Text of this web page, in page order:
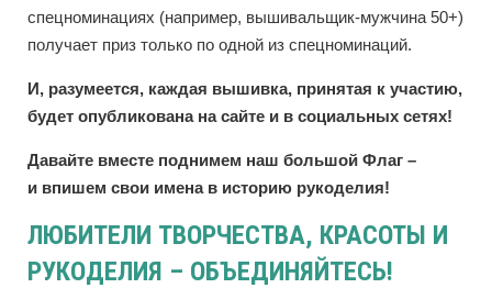
спецноминациях (например, вышивальщик-мужчина 50+)
получает приз только по одной из спецноминаций.
И, разумеется, каждая вышивка, принятая к участию,
будет опубликована на сайте и в социальных сетях!
Давайте вместе поднимем наш большой Флаг –
и впишем свои имена в историю рукоделия!
ЛЮБИТЕЛИ ТВОРЧЕСТВА, КРАСОТЫ И
РУКОДЕЛИЯ – ОБЪЕДИНЯЙТЕСЬ!